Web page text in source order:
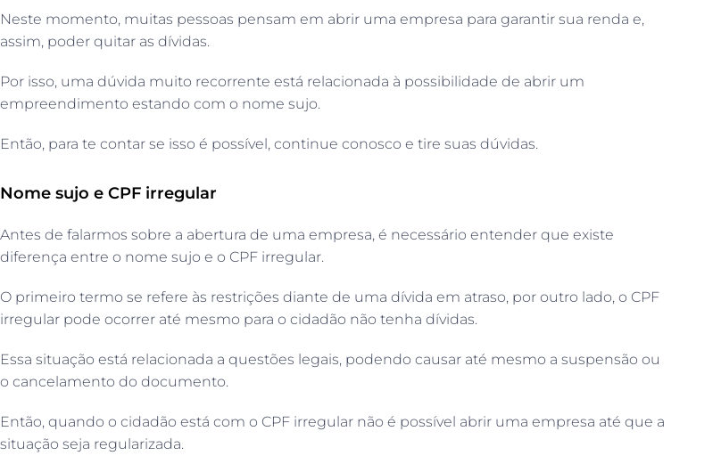
Neste momento, muitas pessoas pensam em abrir uma empresa para garantir sua renda e,
assim, poder quitar as dívidas.
Por isso, uma dúvida muito recorrente está relacionada à possibilidade de abrir um
empreendimento estando com o nome sujo.
Então, para te contar se isso é possível, continue conosco e tire suas dúvidas.
Nome sujo e CPF irregular
Antes de falarmos sobre a abertura de uma empresa, é necessário entender que existe
diferença entre o nome sujo e o CPF irregular.
O primeiro termo se refere às restrições diante de uma dívida em atraso, por outro lado, o CPF
irregular pode ocorrer até mesmo para o cidadão não tenha dívidas.
Essa situação está relacionada a questões legais, podendo causar até mesmo a suspensão ou
o cancelamento do documento.
Então, quando o cidadão está com o CPF irregular não é possível abrir uma empresa até que a
situação seja regularizada.